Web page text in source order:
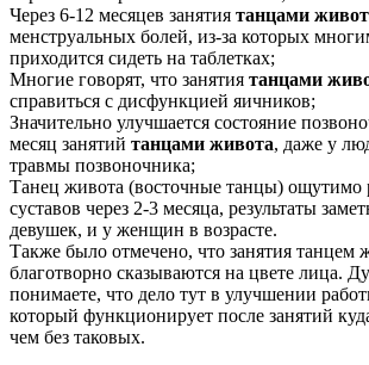
Через 6-12 месяцев занятия танцами
менструальных болей, из-за которых
приходится сидеть на таблетках;
Многие говорят, что занятия танцами
справиться с дисфункцией яичников;
Значительно улучшается состояние
месяц занятий танцами живота, даже у
травмы позвоночника;
Танец живота (восточные танцы) ощутимо
суставов через 2-3 месяца, результаты
девушек, и у женщин в возрасте.
Также было отмечено, что занятия танцем
благотворно сказываются на цвете лица.
понимаете, что дело тут в улучшении
который функционирует после занятий
чем без таковых.